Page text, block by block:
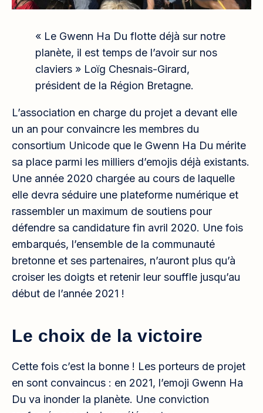
« Le Gwenn Ha Du flotte déjà sur notre
planète, il est temps de l’avoir sur nos
claviers » Loïg Chesnais-Girard,
président de la Région Bretagne.
L’association en charge du projet a devant elle
un an pour convaincre les membres du
consortium Unicode que le Gwenn Ha Du mérite
sa place parmi les milliers d’emojis déjà existants.
Une année 2020 chargée au cours de laquelle
elle devra séduire une plateforme numérique et
rassembler un maximum de soutiens pour
défendre sa candidature fin avril 2020. Une fois
embarqués, l’ensemble de la communauté
bretonne et ses partenaires, n’auront plus qu’à
croiser les doigts et retenir leur souffle jusqu’au
début de l’année 2021 !
Le choix de la victoire
Cette fois c’est la bonne ! Les porteurs de projet
en sont convaincus : en 2021, l’emoji Gwenn Ha
Du va inonder la planète. Une conviction